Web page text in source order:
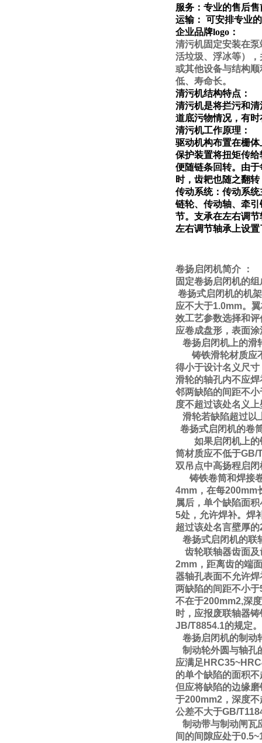
服务：专业的售后售
运输： 可安排专业
企业品牌logo：
清污机固定安装在
活垃圾、浮冰等）
或其他设备与结构
低、寿命长。
清污机结构特点：
清污机是将拦污和
道底污物情况，有
清污机工作原理：
驱动机构布置在栅
保护装置将扭矩传
便随链条回转。由
时，齿耙也随之翻
传动系统：传动系
链轮、传动轴、牵
节。支承在左右调
左右调节轴承上设
卷扬启闭机简介 ：
固定卷扬启闭机的
卷扬式启闭机的机
应不大于1.0mm。
效工艺参数选择和
应卷成盘形，表面
卷扬启闭机上的滑
铸铁滑轮材质应不
得小于设计名义尺
滑轮的轴孔内不应
邻两缺陷的间距不
度不超过该处名义
滑轮若缺陷超过以
卷扬式启闭机的卷
如果启闭机上的铸
筒材质应不低于GB/
双吊点中高扬程启
铸铁卷筒和焊接卷
4mm，在每200mm
属后，单个缺陷面
5处，允许焊补。焊
超过该处名言壁厚
卷扬式启闭机的联
齿轮联轴器齿面及
2mm，距离齿的端
器轴孔表面不允许
两缺陷的间距不小
不在于200mm2,深
时，应报废联轴器
JB/T8854.1的规定。
卷扬启闭机的制动
制动轮外圆与轴孔
应满足
的单个缺陷的面积
但应将缺陷的边缘
于200mm2，深度
公差不大于GB/
制动带与制动闸瓦
间的间隙应处于